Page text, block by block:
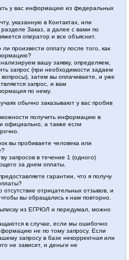
у вас информацию из федеральных
указанную в Контактах, или
Заказ, а далее с вами по
оператор и все объяснит.
произвести оплату после того, как
вашу заявку, определяем,
запрос (при необходимости задаем
затем вы оплачиваете, и уже
запрос, и вам
по нему.
обычно заказывают у вас пробив
получить информацию в
официально, а также если
вы пробиваете человека или
запросов в течение 1 (одного)
за днем оплаты.
гарантии, что я получу
отрицательных отзывов, и
вы обращались к нам повторно.
из ЕГРЮЛ и передумал, можно
в случае, если мы ошибочно
не по тому запросу. Если
запросу в базе некорректная или
не зависит, и деньги не